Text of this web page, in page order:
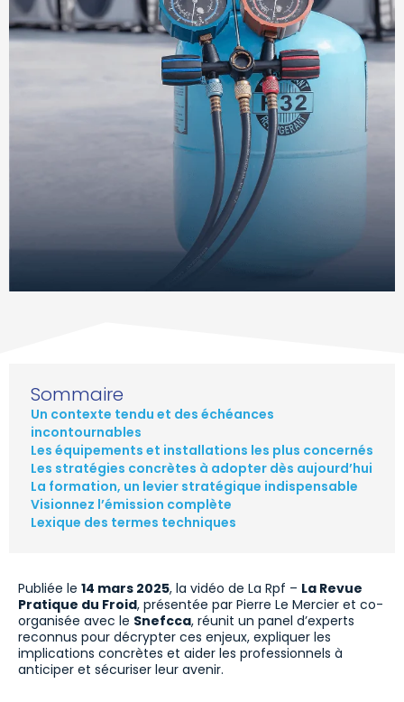
Sommaire
Un contexte tendu et des échéances
incontournables
Les équipements et installations les plus concernés
Les stratégies concrètes à adopter dès aujourd’hui
La formation, un levier stratégique indispensable
Visionnez l’émission complète
Lexique des termes techniques
Publiée le 14 mars 2025, la vidéo de La Rpf – La Revue
Pratique du Froid, présentée par Pierre Le Mercier et co-
organisée avec le Snefcca, réunit un panel d’experts
reconnus pour décrypter ces enjeux, expliquer les
implications concrètes et aider les professionnels à
anticiper et sécuriser leur avenir.